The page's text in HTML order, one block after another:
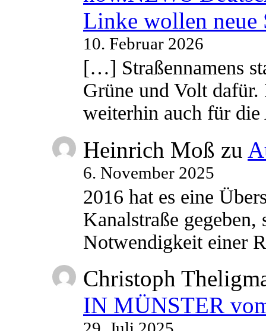
Linke wollen neue
10. Februar 2026
[…] Straßennamens
Grüne und Volt
weiterhin auch für
Heinrich Moß zu
6. November 2025
2016 hat es eine
Kanalstraße
Notwendigkeit einer
Christoph
IN MÜNSTER